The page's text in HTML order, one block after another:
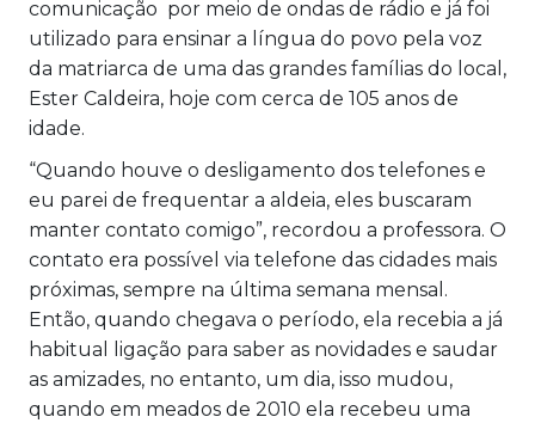
comunicação por meio de ondas de rádio e já foi
utilizado para ensinar a língua do povo pela voz
da matriarca de uma das grandes famílias do local,
Ester Caldeira, hoje com cerca de 105 anos de
idade.
“Quando houve o desligamento dos telefones e
eu parei de frequentar a aldeia, eles buscaram
manter contato comigo”, recordou a professora. O
contato era possível via telefone das cidades mais
próximas, sempre na última semana mensal.
Então, quando chegava o período, ela recebia a já
habitual ligação para saber as novidades e saudar
as amizades, no entanto, um dia, isso mudou,
quando em meados de 2010 ela recebeu uma